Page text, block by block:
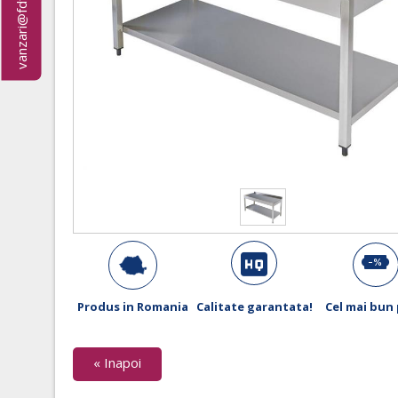
Produs in Romania Calitate garantata! Cel mai
« Inapoi